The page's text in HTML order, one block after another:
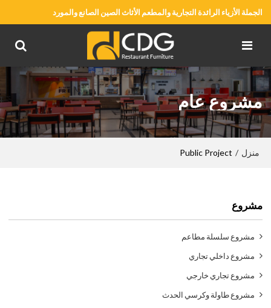
الجملة الأزياء الرائدة التجارية والمطعم الأثاث الصين الصانع والمورد
مشروع عام
منزل /
Public Project
مشروع
مشروع سلسلة مطاعم
مشروع داخلي تجاري
مشروع تجاري خارجي
مشروع طاولة وكرسي الحدث